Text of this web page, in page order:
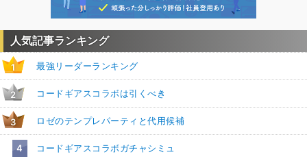
人気記事ランキング
1 最強リーダーランキング
2 コードギアスコラボは引くべき
3 ロゼのテンプレパーティと代用候補
4 コードギアスコラボガチャシミュ